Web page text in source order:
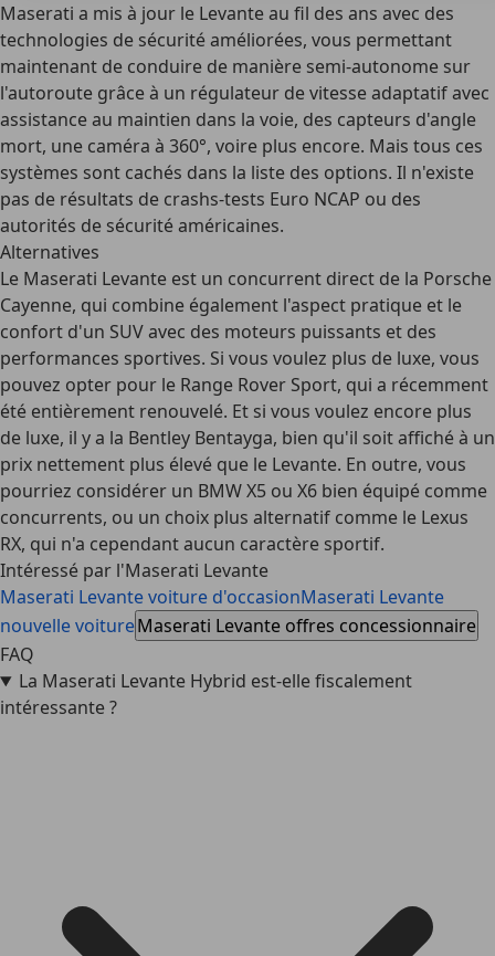
Maserati a mis à jour le Levante au fil des ans avec des
technologies de sécurité améliorées, vous permettant
maintenant de conduire de manière semi-autonome sur
l'autoroute grâce à un régulateur de vitesse adaptatif avec
assistance au maintien dans la voie, des capteurs d'angle
mort, une caméra à 360°, voire plus encore. Mais tous ces
systèmes sont cachés dans la liste des options. Il n'existe
pas de résultats de crashs-tests Euro NCAP ou des
autorités de sécurité américaines.
Alternatives
Le Maserati Levante est un concurrent direct de la Porsche
Cayenne, qui combine également l'aspect pratique et le
confort d'un SUV avec des moteurs puissants et des
performances sportives. Si vous voulez plus de luxe, vous
pouvez opter pour le Range Rover Sport, qui a récemment
été entièrement renouvelé. Et si vous voulez encore plus
de luxe, il y a la Bentley Bentayga, bien qu'il soit affiché à un
prix nettement plus élevé que le Levante. En outre, vous
pourriez considérer un BMW X5 ou X6 bien équipé comme
concurrents, ou un choix plus alternatif comme le Lexus
RX, qui n'a cependant aucun caractère sportif.
Intéressé par l'Maserati Levante
Maserati Levante voiture d'occasionMaserati Levante
nouvelle voitureMaserati Levante offres concessionnaire
FAQ
La Maserati Levante Hybrid est-elle fiscalement
intéressante ?